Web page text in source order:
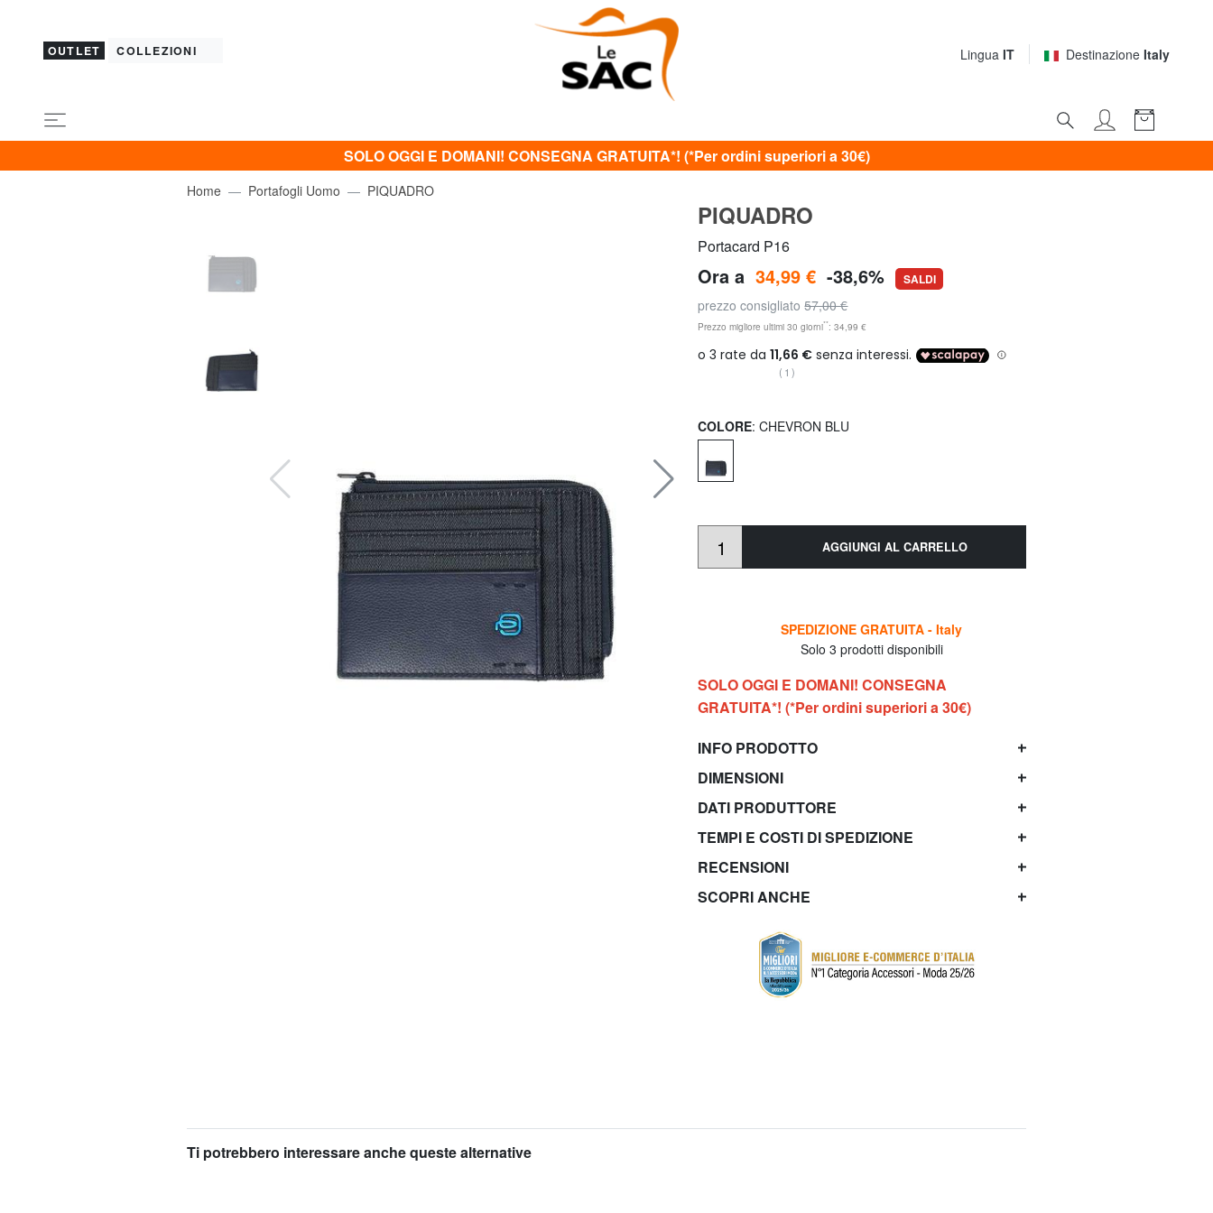
OUTLET COLLEZIONI Lingua IT Destinazione Italy
SOLO OGGI E DOMANI! CONSEGNA GRATUITA*! (*Per ordini superiori a 30€)
Home Portafogli Uomo PIQUADRO
PIQUADRO
Portacard P16
Ora a 34,99 € -38,6% SALDI
prezzo consigliato57,00 €
Prezzo migliore ultimi 30 giorni**: 34,99 €
(1)
COLORE: CHEVRON BLU
AGGIUNGI AL CARRELLO
SPEDIZIONE GRATUITA - Italy
Solo 3 prodotti disponibili
SOLO OGGI E DOMANI! CONSEGNA
GRATUITA*! (*Per ordini superiori a 30€)
INFO PRODOTTO
DIMENSIONI
DATI PRODUTTORE
TEMPI E COSTI DI SPEDIZIONE
RECENSIONI
SCOPRI ANCHE
Ti potrebbero interessare anche queste alternative